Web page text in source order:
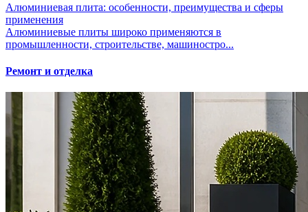
Алюминиевая плита: особенности, преимущества и сферы
применения
Алюминиевые плиты широко применяются в
промышленности, строительстве, машиностро...
Ремонт и отделка